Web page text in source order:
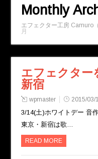
Monthly
エフェクター工房 Camuro
月
エフェクター
新宿
wpmaster 2015/03/
3/14(土)ホワイトデー 音
東京・新宿は歌…
READ MORE